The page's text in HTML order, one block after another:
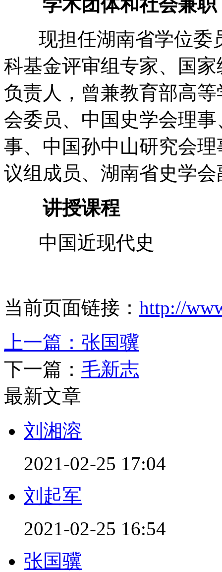
现担任湖南省学位委
科基金评审组专家、国
负责人，曾兼教育部高
会委员、中国史学会理
事、中国孙中山研究会
议组成员、湖南省史学
讲授课程
中国近现代史
当前页面链接： http://
上一篇： 张国骥
下一篇： 毛新志
最新文章
刘湘溶
2021-02-25 17:04
刘起军
2021-02-25 16:54
张国骥